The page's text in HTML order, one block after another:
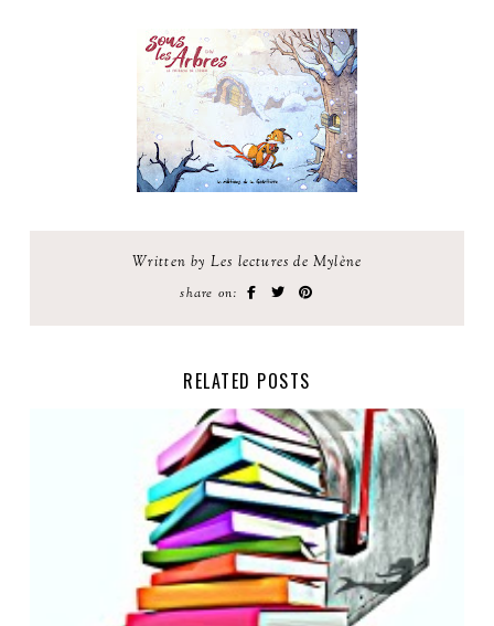
Written by Les lectures de Mylène
share on:
RELATED POSTS